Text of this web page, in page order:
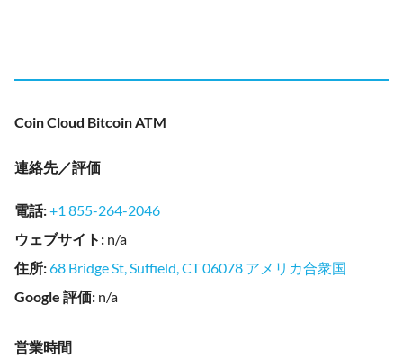
Coin Cloud Bitcoin ATM
連絡先／評価
電話:+1 855-264-2046
ウェブサイト : n/a
住所:68 Bridge St, Suffield, CT 06078 アメリカ合衆国
Google 評価: n/a
営業時間